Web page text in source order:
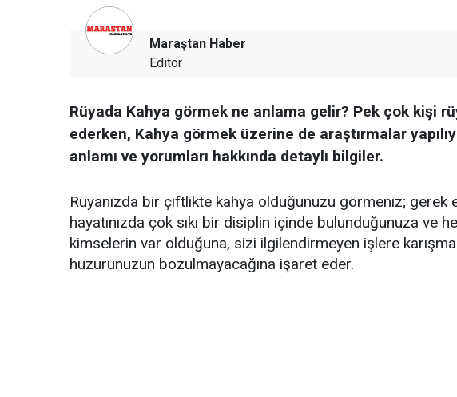
Maraştan Haber
Editör
Rüyada Kahya görmek ne anlama gelir? Pek çok kişi
ederken, Kahya görmek üzerine de araştırmalar
anlamı ve yorumları hakkında detaylı bilgiler.
Rüyanızda bir çiftlikte kahya olduğunuzu görmeniz; gerek
hayatınızda çok sıkı bir disiplin içinde bulunduğunuza ve
kimselerin var olduğuna, sizi ilgilendirmeyen işlere
huzurunuzun bozulmayacağına işaret eder.